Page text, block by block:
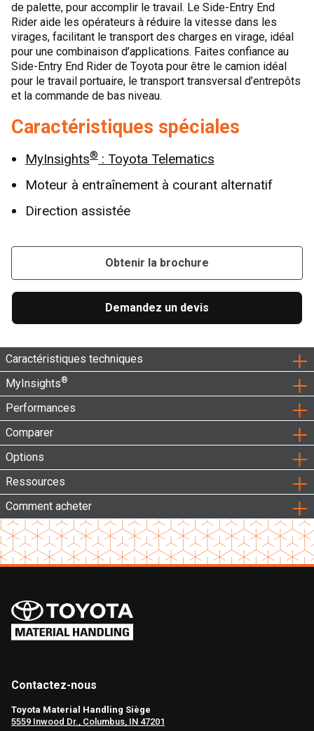
de palette, pour accomplir le travail. Le Side-Entry End
Rider aide les opérateurs à réduire la vitesse dans les
virages, facilitant le transport des charges en virage, idéal
pour une combinaison d’applications. Faites confiance au
Side-Entry End Rider de Toyota pour être le camion idéal
pour le travail portuaire, le transport transversal d’entrepôts
et la commande de bas niveau.
Caractéristiques spéciales
MyInsights® : Toyota Telematics
Moteur à entraînement à courant alternatif
Direction assistée
Obtenir la brochure
Demandez un devis
Caractéristiques techniques
MyInsights®
Performances
Comparer
Options
Ressources
Comment acheter
Contactez-nous
Toyota Material Handling Siège
5559 Inwood Dr., Columbus, IN 47201